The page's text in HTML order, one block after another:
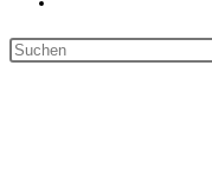
umschalten